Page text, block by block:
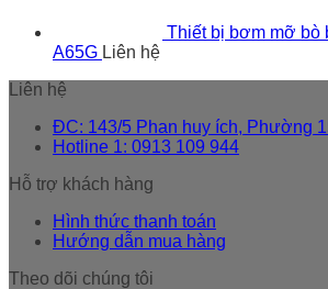
Thiết bị bơm mỡ bò
A65G Liên hệ
Liên hệ
ĐC: 143/5 Phan huy ích, Phường
Hotline 1: 0913 109 944
Hỗ trợ khách hàng
Hình thức thanh toán
Hướng dẫn mua hàng
Theo dõi chúng tôi